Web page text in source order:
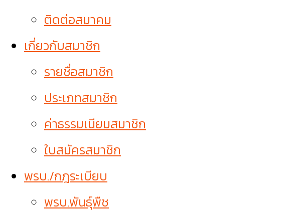
ติดต่อสมาคม
เกี่ยวกับสมาชิก
รายชื่อสมาชิก
ประเภทสมาชิก
ค่าธรรมเนียมสมาชิก
ใบสมัครสมาชิก
พรบ./กฎระเบียบ
พรบ.พันธุ์พืช